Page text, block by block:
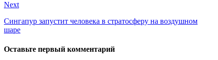
Next
Сингапур запустит человека в стратосферу на воздушном
шаре
Оставьте первый комментарий